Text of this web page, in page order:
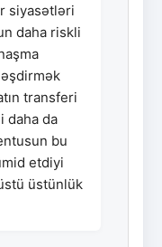
siyasətləri
daha riskli
transferi
daha da
bu
etdiyi
üstünlük